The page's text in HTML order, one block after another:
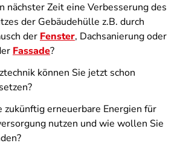
nächster Zeiteine Verbesserung des
der Gebäudehülle z.B. durch
der Fenster, Dachsanierung oder
Fassade?
können Sie jetzt schon
zukünftig erneuerbare Energien für
nutzen und wie wollen Sie